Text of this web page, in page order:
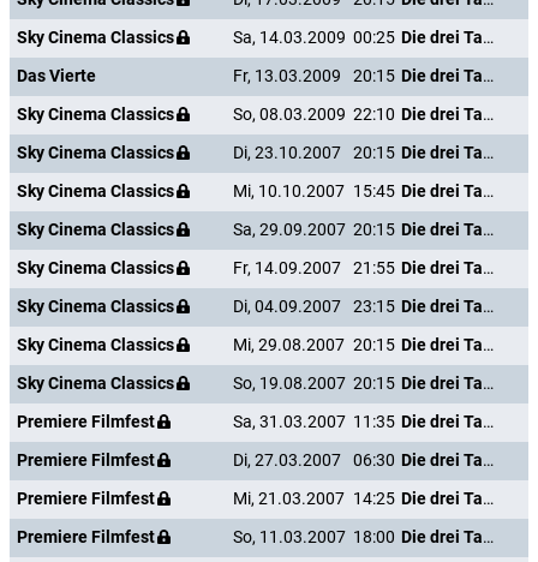
Sky Cinema Classics
Sa, 14.03.2009 00:25
Die drei Tage des Condor
Das Vierte
Fr, 13.03.2009 20:15
Die drei Tage des Condor
Sky Cinema Classics
So, 08.03.2009 22:10
Die drei Tage des Condor
Sky Cinema Classics
Di, 23.10.2007 20:15
Die drei Tage des Condor
Sky Cinema Classics
Mi, 10.10.2007 15:45
Die drei Tage des Condor
Sky Cinema Classics
Sa, 29.09.2007 20:15
Die drei Tage des Condor
Sky Cinema Classics
Fr, 14.09.2007 21:55
Die drei Tage des Condor
Sky Cinema Classics
Di, 04.09.2007 23:15
Die drei Tage des Condor
Sky Cinema Classics
Mi, 29.08.2007 20:15
Die drei Tage des Condor
Sky Cinema Classics
So, 19.08.2007 20:15
Die drei Tage des Condor
Premiere Filmfest
Sa, 31.03.2007 11:35
Die drei Tage des Condor
Premiere Filmfest
Di, 27.03.2007 06:30
Die drei Tage des Condor
Premiere Filmfest
Mi, 21.03.2007 14:25
Die drei Tage des Condor
Premiere Filmfest
So, 11.03.2007 18:00
Die drei Tage des Condor